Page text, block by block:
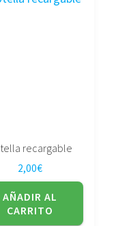
recargable
2,00€
AÑADIR AL
CARRITO